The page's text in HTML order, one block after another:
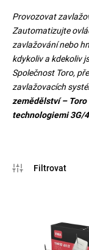
Provozovat
Zautomatizujte
zavlažování nebo
kdykoliv a kdekoliv
Společnost Toro,
zavlažovacích
zemědělství –
technologiemi 3G/